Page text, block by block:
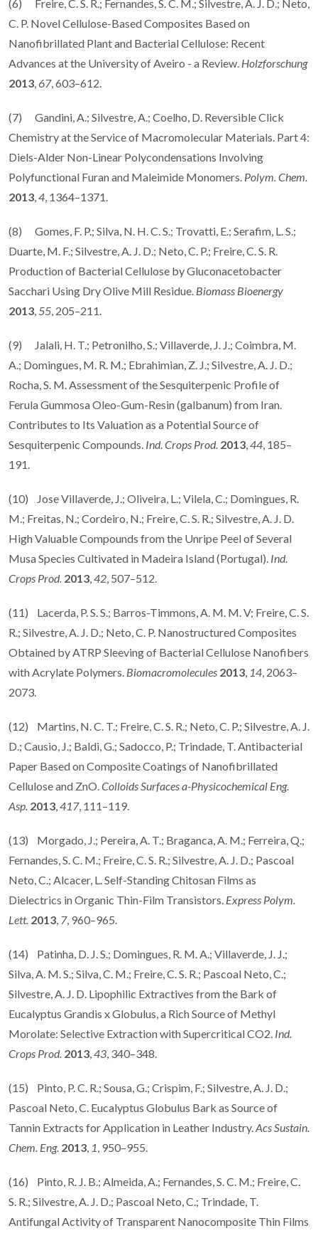
(6) Freire, C. S. R.; Fernandes, S. C. M.; Silvestre, A. J. D.; Neto,
C. P. Novel Cellulose-Based Composites Based on
Nanofibrillated Plant and Bacterial Cellulose: Recent
Advances at the University of Aveiro - a Review. Holzforschung
2013 67, 603–612.
(7) Gandini, A.; Silvestre, A.; Coelho, D. Reversible Click
Chemistry at the Service of Macromolecular Materials. Part 4:
Diels-Alder Non-Linear Polycondensations Involving
Polyfunctional Furan and Maleimide Monomers. Polym. Chem.
2013 4 , 1364–1371.
(8) Gomes, F. P.; Silva, N. H. C. S.; Trovatti, E.; Serafim, L. S.;
Duarte, M. F.; Silvestre, A. J. D.; Neto, C. P.; Freire, C. S. R.
Production of Bacterial Cellulose by Gluconacetobacter
Sacchari Using Dry Olive Mill Residue. Biomass Bioenergy
2013 55 , 205–211.
(9) Jalali, H. T.; Petronilho, S.; Villaverde, J. J.; Coimbra, M.
A.; Domingues, M. R. M.; Ebrahimian, Z. J.; Silvestre, A. J. D.;
Rocha, S. M. Assessment of the Sesquiterpenic Profile of
Ferula Gummosa Oleo-Gum-Resin (galbanum) from Iran.
Contributes to Its Valuation as a Potential Source of
Sesquiterpenic Compounds. Ind. Crops Prod. 2013 44 , 185–
191.
(10) Jose Villaverde, J.; Oliveira, L.; Vilela, C.; Domingues, R.
M.; Freitas, N.; Cordeiro, N.; Freire, C. S. R.; Silvestre, A. J. D.
High Valuable Compounds from the Unripe Peel of Several
Musa Species Cultivated in Madeira Island (Portugal). Ind.
Crops Prod. 2013 42 , 507–512.
(11) Lacerda, P. S. S.; Barros-Timmons, A. M. M. V; Freire, C. S.
R.; Silvestre, A. J. D.; Neto, C. P. Nanostructured Composites
Obtained by ATRP Sleeving of Bacterial Cellulose Nanofibers
with Acrylate Polymers. Biomacromolecules 2013 14 , 2063–
2073.
(12) Martins, N. C. T.; Freire, C. S. R.; Neto, C. P.; Silvestre, A. J.
D.; Causio, J.; Baldi, G.; Sadocco, P.; Trindade, T. Antibacterial
Paper Based on Composite Coatings of Nanofibrillated
Cellulose and ZnO. Colloids Surfaces a-Physicochemical Eng.
Asp. 2013 417, 111–119.
(13) Morgado, J.; Pereira, A. T.; Braganca, A. M.; Ferreira, Q.;
Fernandes, S. C. M.; Freire, C. S. R.; Silvestre, A. J. D.; Pascoal
Neto, C.; Alcacer, L. Self-Standing Chitosan Films as
Dielectrics in Organic Thin-Film Transistors. Express Polym.
Lett. 2013 7, 960–965.
(14) Patinha, D. J. S.; Domingues, R. M. A.; Villaverde, J. J.;
Silva, A. M. S.; Silva, C. M.; Freire, C. S. R.; Pascoal Neto, C.;
Silvestre, A. J. D. Lipophilic Extractives from the Bark of
Eucalyptus Grandis x Globulus, a Rich Source of Methyl
Morolate: Selective Extraction with Supercritical CO2. Ind.
Crops Prod. 2013 43 , 340–348.
(15) Pinto, P. C. R.; Sousa, G.; Crispim, F.; Silvestre, A. J. D.;
Pascoal Neto, C. Eucalyptus Globulus Bark as Source of
Tannin Extracts for Application in Leather Industry. Acs Sustain.
Chem. Eng. 2013 1 , 950–955.
(16) Pinto, R. J. B.; Almeida, A.; Fernandes, S. C. M.; Freire, C.
S. R.; Silvestre, A. J. D.; Pascoal Neto, C.; Trindade, T.
Antifungal Activity of Transparent Nanocomposite Thin Films